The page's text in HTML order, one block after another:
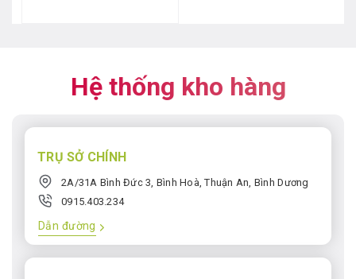
Hệ thống kho hàng
TRỤ SỞ CHÍNH
2A/31A Bình Đức 3, Bình Hoà, Thuận An, Bình Dương
0915.403.234
Dẫn đường